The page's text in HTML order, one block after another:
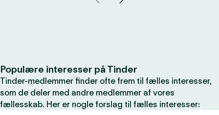
Populære interesser på Tinder
Tinder-medlemmer finder ofte frem til fælles interesser,
som de deler med andre medlemmer af vores
fællesskab. Her er nogle forslag til fælles interesser: